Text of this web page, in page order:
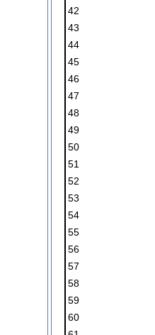
42
43
44
45
46
47
48
49
50
51
52
53
54
55
56
57
58
59
60